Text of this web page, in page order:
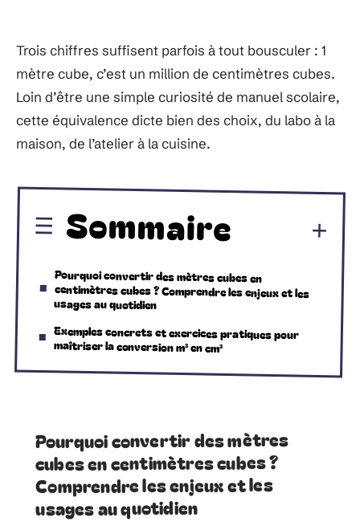
Trois chiffres suffisent parfois à tout bousculer : 1
mètre cube, c’est un million de centimètres cubes.
Loin d’être une simple curiosité de manuel scolaire,
cette équivalence dicte bien des choix, du labo à la
maison, de l’atelier à la cuisine.
Sommaire
Pourquoi convertir des mètres cubes en
centimètres cubes ? Comprendre les enjeux et les
usages au quotidien
Exemples concrets et exercices pratiques pour
maîtriser la conversion m³ en cm³
Pourquoi convertir des mètres
cubes en centimètres cubes ?
Comprendre les enjeux et les
usages au quotidien